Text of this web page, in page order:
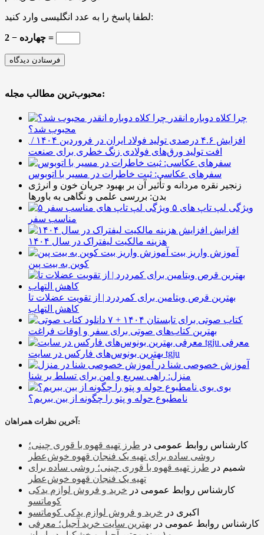
لطفا پاسخ را به عدد انگلیسی وارد کنید:
چهارده − 2 =
محبوب‌ترین مطالب مجله:
چرا کلاه دوباره انقدر
محبوب شد؟
افزایش ۴.۶ درصدی تولید فولاد ایران در فروردین ۱۴۰۴ /
افت تولید ورق‌های فولادی زنگ خطری برای صنعت
سفرهای عکاسی: ثبت خاطرات در مسیر با اتوبوس
زنجیر نقره مردانه و تأثیر آن بر بهبود جریان خون و انرژی
بدن: بررسی علمی و نگاهی به باورها
۵ ویژگی لپ تاپ های
مناسب سفر
افزایش
هزینه مالکیت لیفتراک در سال ۱۴۰۴
آموزش واریز بیت
کوین به بیت پین
بهترین قرص ویتامین برای کمردرد | از تقویت عضلات تا
کاهش التهاب
۷ کتاب صوتی برای تابستان ۱۴۰۴ +
بهترین کتاب‌های صوتی برای سفر و اوقات فراغت
معرفی
بهترین بونوس‌های فارکس در سایت tgju
آموزش خصوصی شنا در
منزل: راهی سریع و امن برای تسلط بر شنا
بوی
نامطبوع حوله و پتو را چگونه از بین ببریم؟
آخرین نظرات همراهان:
کارشناس روابط عمومی در طرز تهیه قهوه با قوری چینی؛
روشی ساده برای تهیه یک فنجان قهوه خوش‌عطر
شمیم در طرز تهیه قهوه با قوری چینی؛ روشی ساده برای
تهیه یک فنجان قهوه خوش‌عطر
کارشناس روابط عمومی در خرید و فروش لوازم یدکی
کوماتسو
اکبری در خرید و فروش لوازم یدکی کوماتسو
کارشناس روابط عمومی در بهترین سایت خرید آجیل؛ معرفی